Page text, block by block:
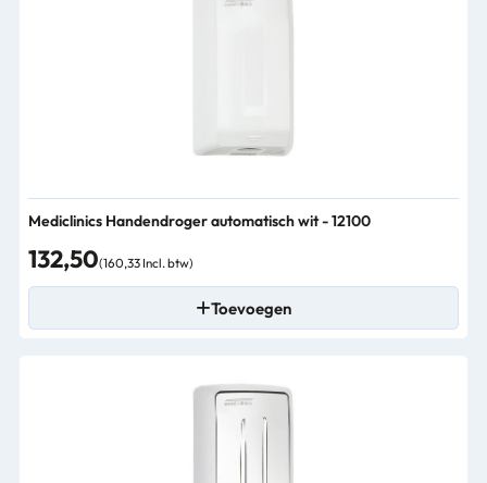
Mediclinics Handendroger automatisch wit - 12100
132,50(160,33 Incl. btw)
Toevoegen